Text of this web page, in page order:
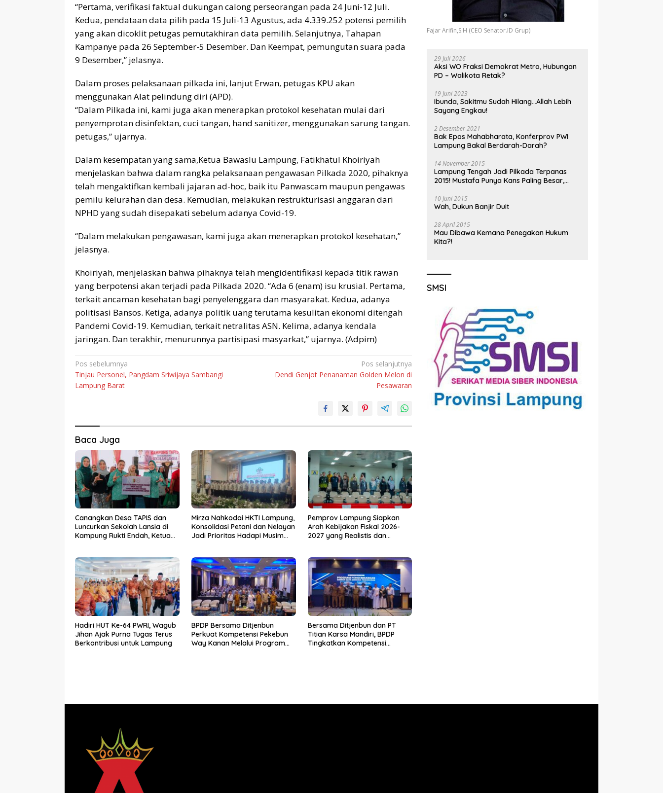
“Pertama, verifikasi faktual dukungan calong perseorangan pada 24 Juni-12 Juli.
Kedua, pendataan data pilih pada 15 Juli-13 Agustus, ada 4.339.252 potensi pemilih
yang akan dicoklit petugas pemutakhiran data pemilih. Selanjutnya, Tahapan
Kampanye pada 26 September-5 Desember. Dan Keempat, pemungutan suara pada
9 Desember,” jelasnya.
Dalam proses pelaksanaan pilkada ini, lanjut Erwan, petugas KPU akan
menggunakan Alat pelindung diri (APD).
“Dalam Pilkada ini, kami juga akan menerapkan protokol kesehatan mulai dari
penyemprotan disinfektan, cuci tangan, hand sanitizer, menggunakan sarung tangan.
petugas,” ujarnya.
Dalam kesempatan yang sama,Ketua Bawaslu Lampung, Fatikhatul Khoiriyah
menjelaskan bahwa dalam rangka pelaksanaan pengawasan Pilkada 2020, pihaknya
telah mengaktifkan kembali jajaran ad-hoc, baik itu Panwascam maupun pengawas
pemilu kelurahan dan desa. Kemudian, melakukan restrukturisasi anggaran dari
NPHD yang sudah disepakati sebelum adanya Covid-19.
“Dalam melakukan pengawasan, kami juga akan menerapkan protokol kesehatan,”
jelasnya.
Khoiriyah, menjelaskan bahwa pihaknya telah mengidentifikasi kepada titik rawan
yang berpotensi akan terjadi pada Pilkada 2020. “Ada 6 (enam) isu krusial. Pertama,
terkait ancaman kesehatan bagi penyelenggara dan masyarakat. Kedua, adanya
politisasi Bansos. Ketiga, adanya politik uang terutama kesulitan ekonomi ditengah
Pandemi Covid-19. Kemudian, terkait netralitas ASN. Kelima, adanya kendala
jaringan. Dan terakhir, menurunnya partisipasi masyarkat,” ujarnya. (Adpim)
Navigasi
pos
Pos sebelumnya
Tinjau Personel, Pangdam Sriwijaya Sambangi
Lampung Barat
Pos selanjutnya
Dendi Genjot Penanaman Golden Melon di
Pesawaran
Baca Juga
Canangkan Desa TAPIS dan
Luncurkan Sekolah Lansia di
Kampung Rukti Endah, Ketua
dari Desa
Mirza Nahkodai HKTI Lampung,
Konsolidasi Petani dan Nelayan
Jadi Prioritas Hadapi Musim
Pemprov Lampung Siapkan
Arah Kebijakan Fiskal 2026-
2027 yang Realistis dan
Hadiri HUT Ke-64 PWRI, Wagub
Jihan Ajak Purna Tugas Terus
Berkontribusi untuk Lampung
BPDP Bersama Ditjenbun
Perkuat Kompetensi Pekebun
Way Kanan Melalui Program
Bersama Ditjenbun dan PT
Titian Karsa Mandiri, BPDP
Tingkatkan Kompetensi
Fajar Arifin,S.H (CEO Senator.ID Grup)
29 Juli 2026
Aksi WO Fraksi Demokrat Metro, Hubungan
PD – Walikota Retak?
19 Juni 2023
Ibunda, Sakitmu Sudah Hilang…Allah Lebih
Sayang Engkau!
2 Desember 2021
Bak Epos Mahabharata, Konferprov PWI
Lampung Bakal Berdarah-Darah?
14 November 2015
Lampung Tengah Jadi Pilkada Terpanas
2015! Mustafa Punya Kans Paling Besar,
10 Juni 2015
Wah, Dukun Banjir Duit
28 April 2015
Mau Dibawa Kemana Penegakan Hukum
Kita?!
SMSI